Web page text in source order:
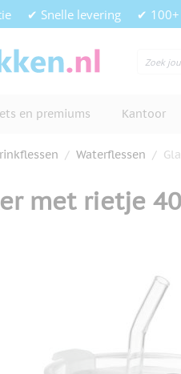
✔ Snelle levering ✔ 100+
en premiums Kantoor
/ Waterflessen /
met rietje